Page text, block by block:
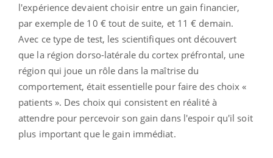
l'expérience devaient choisir entre un gain financier,
par exemple de 10 € tout de suite, et 11 € demain.
Avec ce type de test, les scientifiques ont découvert
que la région dorso-latérale du cortex préfrontal, une
région qui joue un rôle dans la maîtrise du
comportement, était essentielle pour faire des choix «
patients ». Des choix qui consistent en réalité à
attendre pour percevoir son gain dans l'espoir qu'il soit
plus important que le gain immédiat.